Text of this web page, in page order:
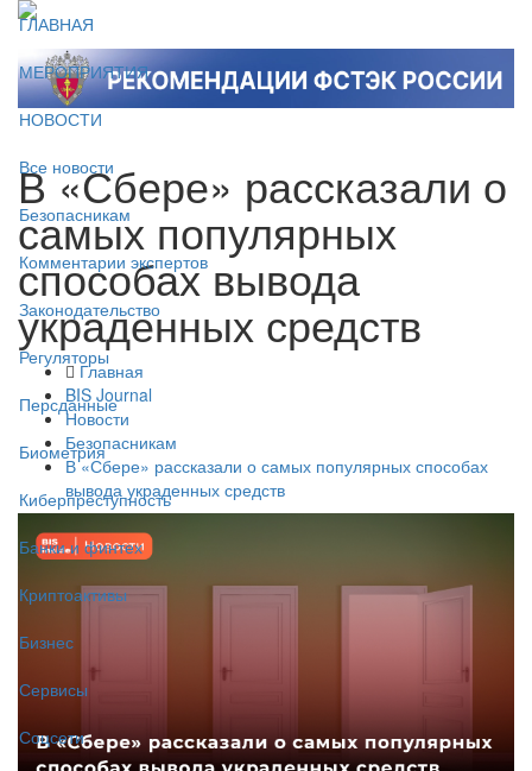
ГЛАВНАЯ
МЕРОПРИЯТИЯ
НОВОСТИ
Все новости
Безопасникам
Комментарии экспертов
Законодательство
Регуляторы
Персданные
Биометрия
Киберпреступность
Банки и финтех
Криптоактивы
Бизнес
Сервисы
Соцсети
В «Сбере» рассказали о
самых популярных
способах вывода
украденных средств
Главная
BIS Journal
Новости
Безопасникам
В «Сбере» рассказали о самых популярных способах
вывода украденных средств